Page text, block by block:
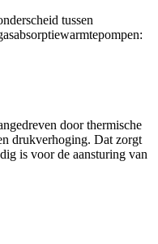
tussen
door thermische
drukverhoging. Dat zorgt
is voor de aansturing van